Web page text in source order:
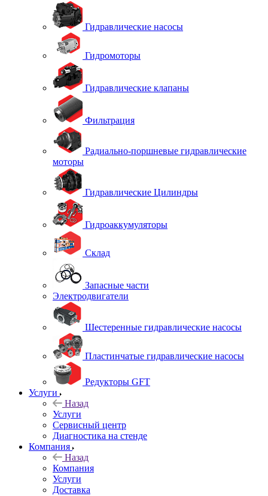
Гидравлические насосы
Гидромоторы
Гидравлические клапаны
Фильтрация
Радиально-поршневые гидравлические
моторы
Гидравлические Цилиндры
Гидроаккумуляторы
Склад
Запасные части
Электродвигатели
Шестеренные гидравлические насосы
Пластинчатые гидравлические насосы
Редукторы GFT
Услуги
Назад
Услуги
Сервисный центр
Диагностика на стенде
Компания
Назад
Компания
Услуги
Доставка